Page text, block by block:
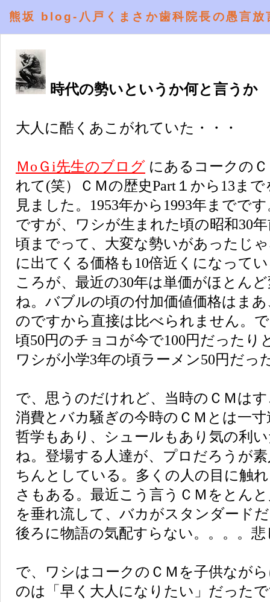
熊坂 blog-八戸くまさか歯科院長の愚言
時代の勢いというか何と言うか
大人に酷くあこがれていた・・・
ＭoＧi先生のブログ にあるコークの
れて(笑）ＣＭの歴史Part１から13ま
見ました。1953年から1993年までで
ですが、ワシが生まれた頃の昭和30
頃までって、大変な勢いがあったじ
に出てくる価格も10倍近くになって
ころが、最近の30年は単価がほとん
ね。バブルの頃の付加価値価格はま
のですから直接は比べられません。
頃50円のチョコが今で100円だったり
ワシが小学3年の頃ラーメン50円だっ
で、思うのだけれど、当時のＣＭは
消費とバカ騒ぎの今時のＣＭとは一
哲学もあり、シュールもあり気の利
ね。登場する人達が、プロだろうが
ちんとしている。多くの人の目に触
さもある。最近こう言うＣＭをとん
を垂れ流して、バカがスタンダード
後ろに物語の気配すらない。。。。
で、ワシはコークのＣＭを子供なが
のは「早く大人になりたい」だった